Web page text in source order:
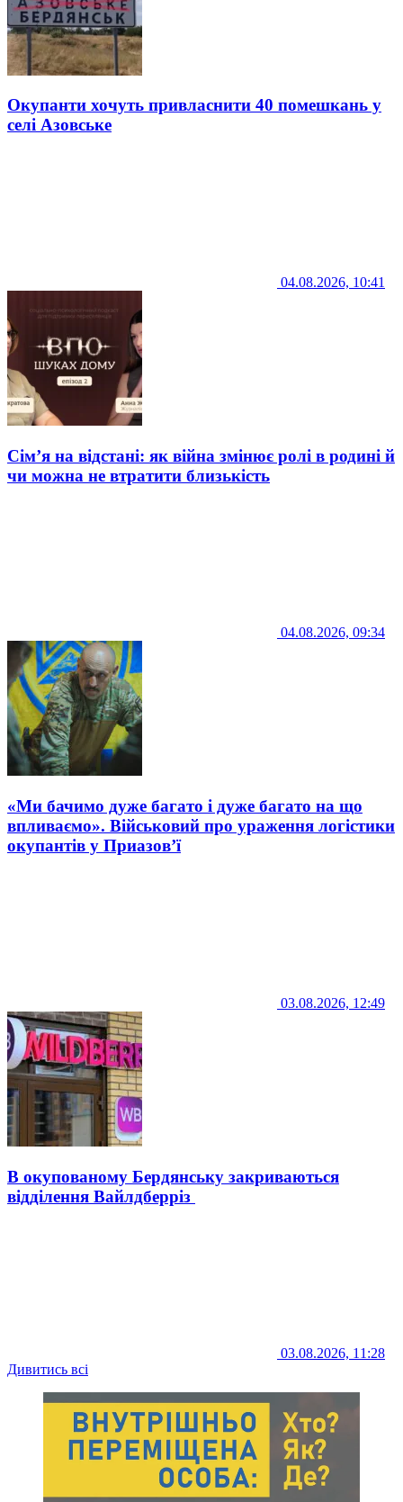
Окупанти хочуть привласнити 40 помешкань у
селі Азовське
04.08.2026, 10:41
Сім’я на відстані: як війна змінює ролі в родині й
чи можна не втратити близькість
04.08.2026, 09:34
«Ми бачимо дуже багато і дуже багато на що
впливаємо». Військовий про ураження логістики
окупантів у Приазов’ї
03.08.2026, 12:49
В окупованому Бердянську закриваються
відділення Вайлдберріз
03.08.2026, 11:28
Дивитись всі